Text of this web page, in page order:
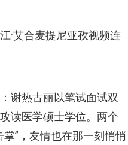
·艾合麦提尼亚孜视频连
谢热古丽以笔试面试双
读医学硕士学位。两个
”，友情也在那一刻悄悄